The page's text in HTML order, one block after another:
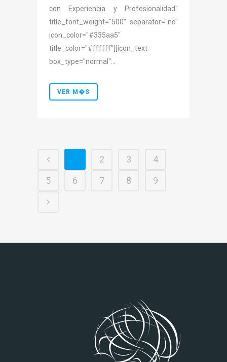
con Experiencia y Profesionalidad"
title_font_weight="500" separator="no"
icon_color="#335aa5"
title_color="#ffffff"][icon_text
box_type="normal"...
VER M�S
2 3
4
5
6 7 8 9